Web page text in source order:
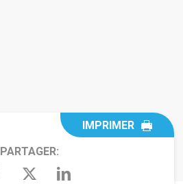
IMPRIMER
PARTAGER: